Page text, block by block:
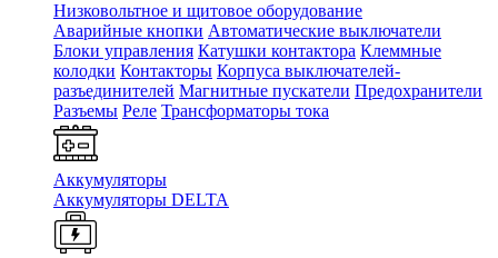
Низковольтное и щитовое оборудование
Аварийные кнопки Автоматические выключатели
Блоки управления Катушки контактора Клеммные
колодки Контакторы Корпуса выключателей-
разъединителей Магнитные пускатели Предохранители
Разъемы Реле Трансформаторы тока
Аккумуляторы
Аккумуляторы DELTA